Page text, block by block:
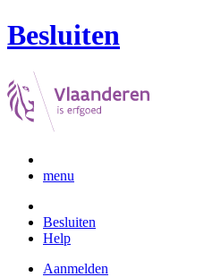
Besluiten
menu
Besluiten
Help
Aanmelden